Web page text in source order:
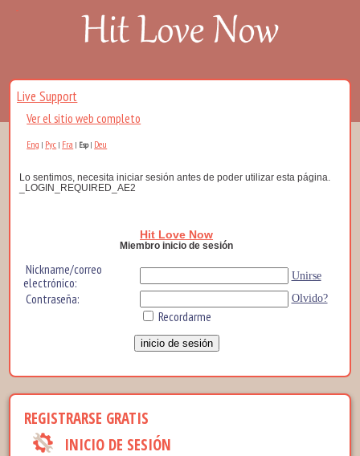
Live Support
Ver el sitio web completo
Eng | Рус | Fra | Esp| Deu
Lo sentimos, necesita iniciar sesión antes de poder utilizar esta página.
_LOGIN_REQUIRED_AE2
Hit Love Now
Miembro inicio de sesión
Nickname/correo
electrónico:
Unirse
Contraseña: Olvido?
Recordarme
REGISTRARSE GRATIS
INICIO DE SESIÓN